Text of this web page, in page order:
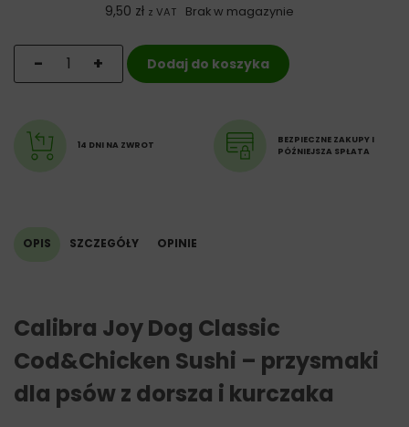
9,50 zł z VAT Brak w magazynie
ilość Calibra Joy Dog Classic Cod&Chicken Sushi -
+
- Dodaj do koszyka
14 DNI NA ZWROT
BEZPIECZNE ZAKUPY I
PÓŹNIEJSZA SPŁATA
OPIS SZCZEGÓŁY OPINIE
Calibra Joy Dog Classic
Cod&Chicken Sushi – przysmaki
dla psów z dorsza i kurczaka